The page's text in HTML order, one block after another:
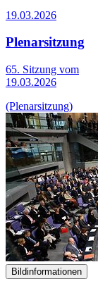
19.03.2026
Plenarsitzung
65. Sitzung vom
19.03.2026
(Plenarsitzung)
Bildinformationen